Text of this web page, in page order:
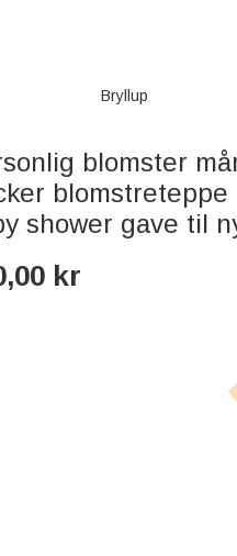
Bryllup
blomster
shower gave til
kr